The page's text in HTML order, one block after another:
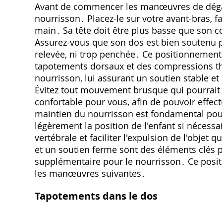
Avant de commencer les manœuvres de
nourrisson․ Placez-le sur votre avant-bras,
main․ Sa tête doit être plus basse que son
Assurez-vous que son dos est bien
relevée, ni trop penchée․ Ce
tapotements dorsaux et des compressions
nourrisson, lui assurant un soutien stable
Évitez tout mouvement brusque qui
confortable pour vous, afin de pouvoir
maintien du nourrisson est fondamental
légèrement la position de l'enfant si
vertébrale et faciliter l'expulsion de l'objet
et un soutien ferme sont des éléments clés
supplémentaire pour le nourrisson․ Ce
les manœuvres suivantes․
Tapotements dans le dos